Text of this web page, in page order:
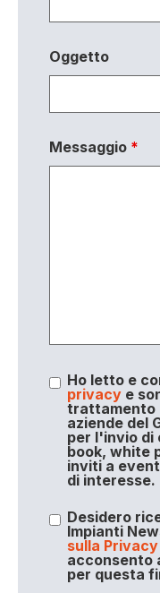
Oggetto
Messaggio *
Ho letto e
privacye
trattamento
aziende del
per l'invio di
book, white
inviti a
di interesse.
Desidero
Impianti
sulla Privacy
acconsento
per questa